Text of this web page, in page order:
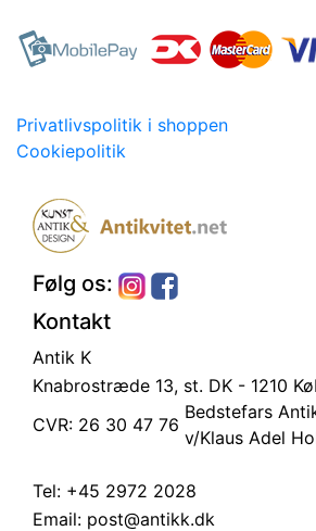
Privatlivspolitik i shoppen
Cookiepolitik
Følg os:
Kontakt
Antik K
Knabrostræde 13, st. DK - 1210
CVR: 26 30 47 76
Bedstefars
v/Klaus Adel
Tel: +45 2972 2028
Email: post@antikk.dk